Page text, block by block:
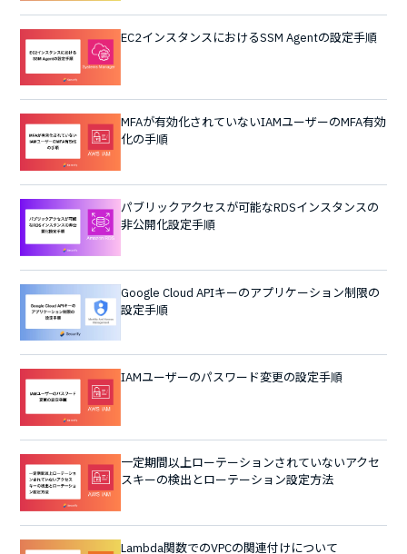
EC2インスタンスにおけるSSM Agentの設定手順
MFAが有効化されていないIAMユーザーのMFA有効
化の手順
パブリックアクセスが可能なRDSインスタンスの
非公開化設定手順
Google Cloud APIキーのアプリケーション制限の
設定手順
IAMユーザーのパスワード変更の設定手順
一定期間以上ローテーションされていないアクセ
スキーの検出とローテーション設定方法
Lambda関数でのVPCの関連付けについて